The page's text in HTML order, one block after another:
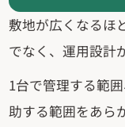
敷地が広くなるほ
でなく、運用設計
1台で管理する範
助する範囲をあら